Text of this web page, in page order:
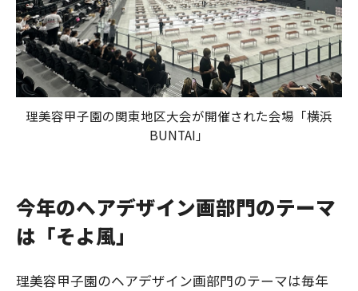
理美容甲子園の関東地区大会が開催された会場「横浜
BUNTAI」
今年のヘアデザイン画部門のテーマ
は「そよ風」
理美容甲子園のヘアデザイン画部門のテーマは毎年